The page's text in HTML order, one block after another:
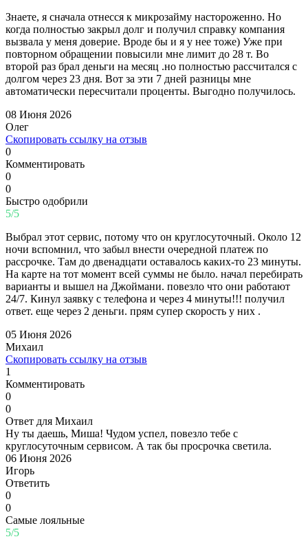
Знаете, я сначала отнесся к микрозайму настороженно. Но
когда полностью закрыл долг и получил справку компания
вызвала у меня доверие. Вроде бы и я у нее тоже) Уже при
повторном обращении повысили мне лимит до 28 т. Во
второй раз брал деньги на месяц .но полностью рассчитался с
долгом через 23 дня. Вот за эти 7 дней разницы мне
автоматически пересчитали проценты. Выгодно получилось.
08 Июня 2026
Олег
Скопировать ссылку на отзыв
0
Комментировать
0
0
Быстро одобрили
5/5
Выбрал этот сервис, потому что он круглосуточный. Около 12
ночи вспомнил, что забыл внести очередной платеж по
рассрочке. Там до двенадцати оставалось каких-то 23 минуты.
На карте на тот момент всей суммы не было. начал перебирать
варианты и вышел на Джоймани. повезло что они работают
24/7. Кинул заявку с телефона и через 4 минуты!!! получил
ответ. еще через 2 деньги. прям супер скорость у них .
05 Июня 2026
Михаил
Скопировать ссылку на отзыв
1
Комментировать
0
0
Ответ для Михаил
Ну ты даешь, Миша! Чудом успел, повезло тебе с
круглосуточным сервисом. А так бы просрочка светила.
06 Июня 2026
Игорь
Ответить
0
0
Самые лояльные
5/5